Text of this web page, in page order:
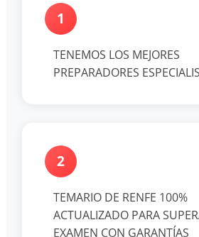
1
TENEMOS LOS MEJORES
PREPARADORES
2
TEMARIO DE RENFE 100%
ACTUALIZADO PARA
EXAMEN CON GARANTÍAS